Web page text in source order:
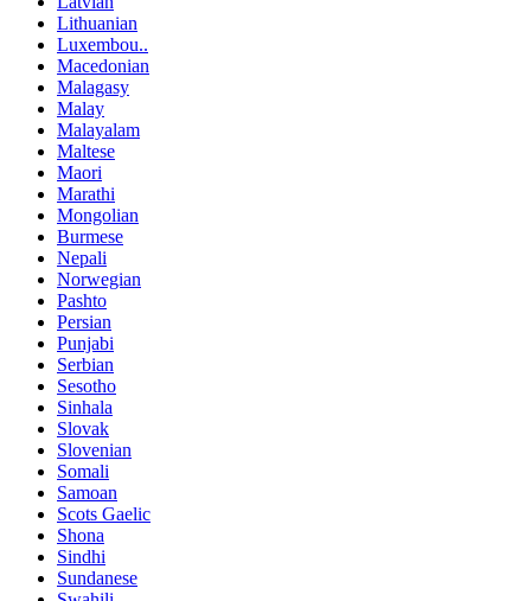
Lithuanian
Luxembou..
Macedonian
Malagasy
Malay
Malayalam
Maltese
Maori
Marathi
Mongolian
Burmese
Nepali
Norwegian
Pashto
Persian
Punjabi
Serbian
Sesotho
Sinhala
Slovak
Slovenian
Somali
Samoan
Scots Gaelic
Shona
Sindhi
Sundanese